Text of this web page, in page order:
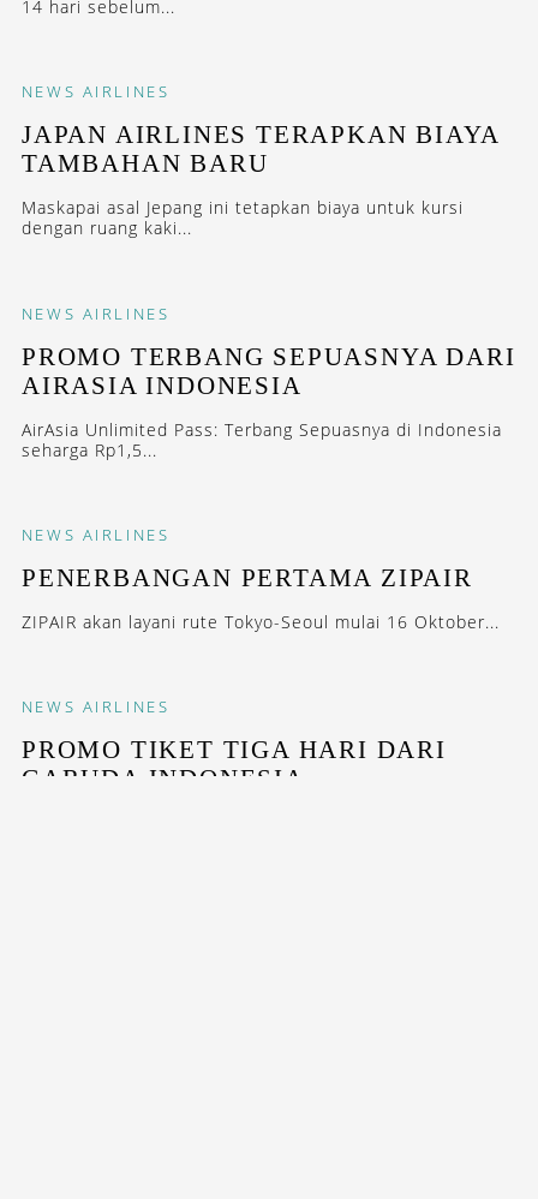
14 hari sebelum...
NEWS AIRLINES
JAPAN AIRLINES TERAPKAN BIAYA
TAMBAHAN BARU
Maskapai asal Jepang ini tetapkan biaya untuk kursi
dengan ruang kaki...
NEWS AIRLINES
PROMO TERBANG SEPUASNYA DARI
AIRASIA INDONESIA
AirAsia Unlimited Pass: Terbang Sepuasnya di Indonesia
seharga Rp1,5...
NEWS AIRLINES
PENERBANGAN PERTAMA ZIPAIR
ZIPAIR akan layani rute Tokyo-Seoul mulai 16 Oktober...
NEWS AIRLINES
PROMO TIKET TIGA HARI DARI
GARUDA INDONESIA